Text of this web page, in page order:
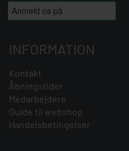
INFORMATION
Kontakt
Åbningstider
Medarbejdere
Guide til webshop
Handelsbetingelser